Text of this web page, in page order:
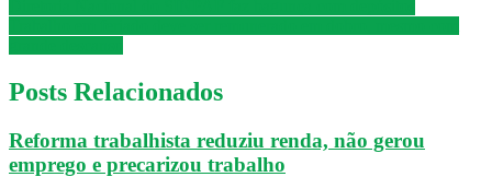
Posts Relacionados
Reforma trabalhista reduziu renda, não gerou
emprego e precarizou trabalho